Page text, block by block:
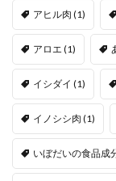
アヒル肉 (1)
アロエ (1)
イシダイ (1)
イノシシ肉 (1)
いぼだいの食品成